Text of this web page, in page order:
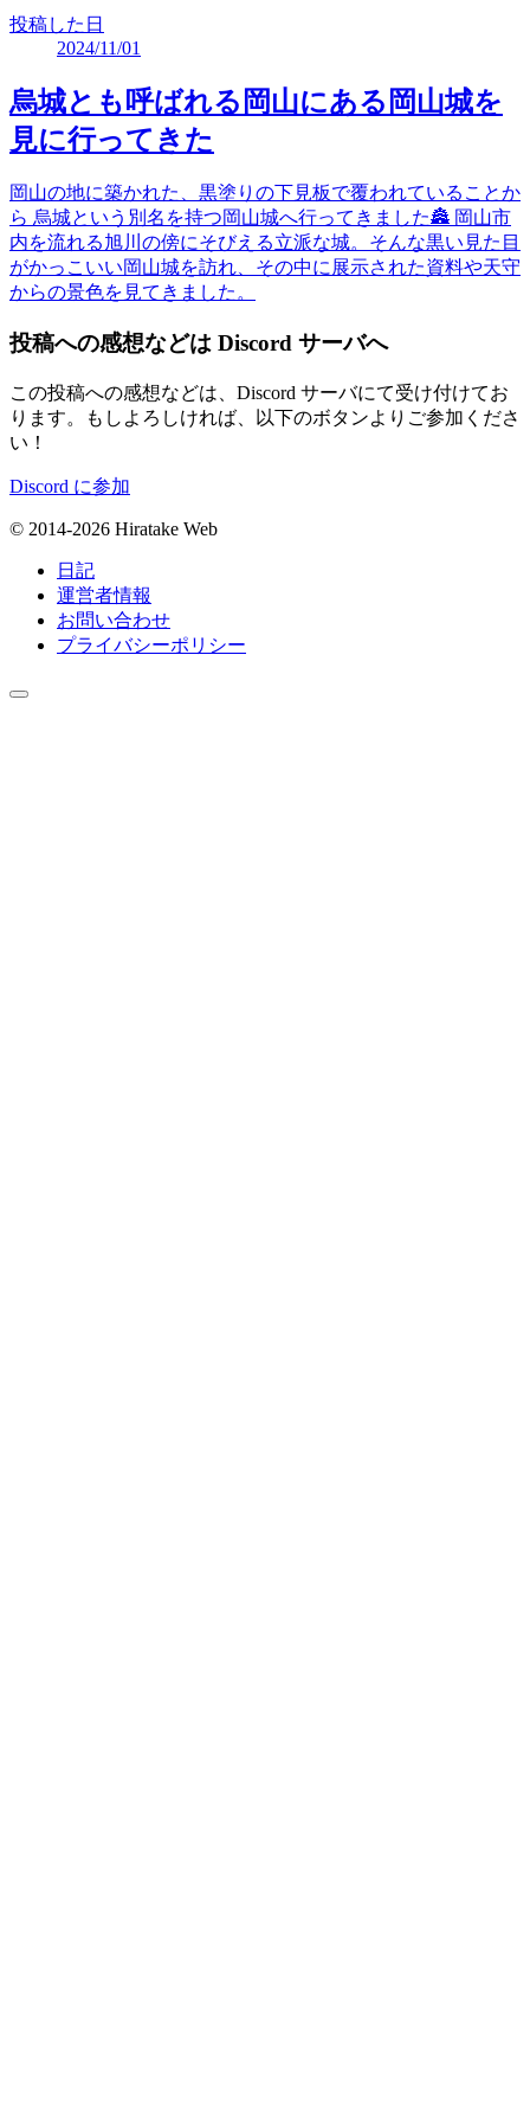
投稿した日
2024/11/01
烏城とも呼ばれる岡山にある岡山城を
見に行ってきた
岡山の地に築かれた、黒塗りの下見板で覆われていることか
ら 烏城という別名を持つ岡山城へ行ってきました🏯 岡山市
内を流れる旭川の傍にそびえる立派な城。そんな黒い見た目
がかっこいい岡山城を訪れ、その中に展示された資料や天守
からの景色を見てきました。
投稿への感想などは Discord サーバへ
この投稿への感想などは、Discord サーバにて受け付けてお
ります。もしよろしければ、以下のボタンよりご参加くださ
い！
Discord に参加
© 2014-2026 Hiratake Web
日記
運営者情報
お問い合わせ
プライバシーポリシー